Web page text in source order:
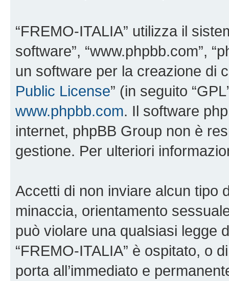
“FREMO-ITALIA” utilizza il
software”, “www.phpbb.com”,
un software per la creazione di
Public License” (in seguito
www.phpbb.com. Il software
internet, phpBB Group non è
gestione. Per ulteriori
Accetti di non inviare alcun tipo
minaccia, orientamento
può violare una qualsiasi legge
“FREMO-ITALIA” è ospitato, o
porta all’immediato e